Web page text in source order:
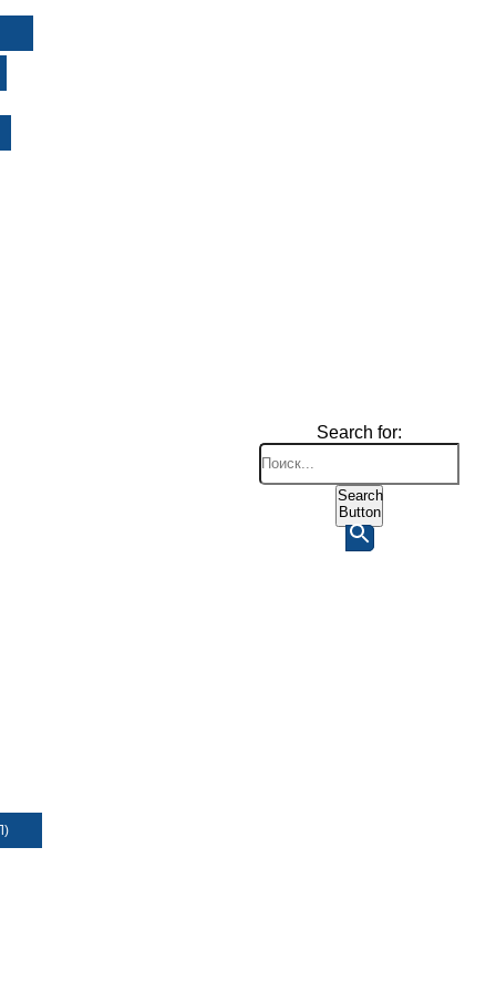
Search for:
Search
Button